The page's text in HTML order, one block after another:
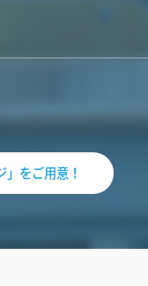
をご用意！